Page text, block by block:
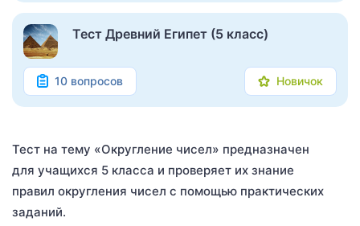
Тест Древний Египет (5 класс)
10 вопросов Новичок
Тест на тему «Округление чисел» предназначен
для учащихся 5 класса и проверяет их знание
правил округления чисел с помощью практических
заданий.